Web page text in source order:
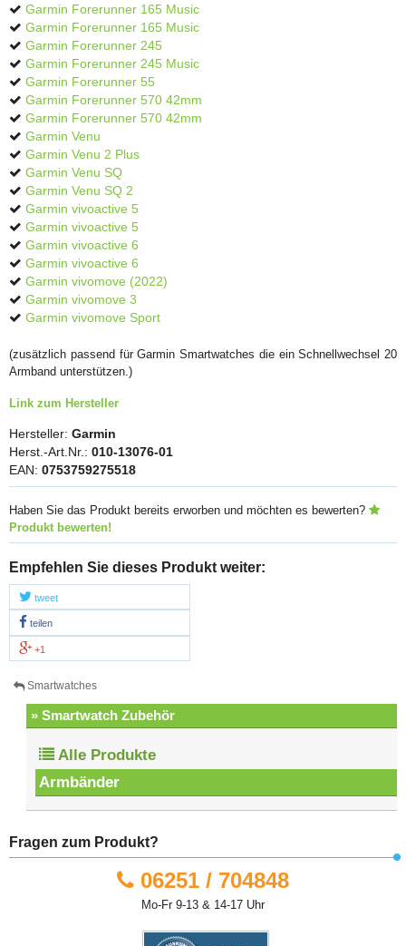
Garmin Forerunner 165 Music
Garmin Forerunner 165 Music
Garmin Forerunner 245
Garmin Forerunner 245 Music
Garmin Forerunner 55
Garmin Forerunner 570 42mm
Garmin Forerunner 570 42mm
Garmin Venu
Garmin Venu 2 Plus
Garmin Venu SQ
Garmin Venu SQ 2
Garmin vivoactive 5
Garmin vivoactive 5
Garmin vivoactive 6
Garmin vivoactive 6
Garmin vivomove (2022)
Garmin vivomove 3
Garmin vivomove Sport
(zusätzlich passend für Garmin Smartwatches die ein Schnellwechsel 20
Armband unterstützen.)
Link zum Hersteller
Hersteller: Garmin
Herst.-Art.Nr.: 010-13076-01
EAN: 0753759275518
Haben Sie das Produkt bereits erworben und möchten es bewerten?
Produkt bewerten!
Empfehlen Sie dieses Produkt weiter:
tweet
teilen
+1
Smartwatches
» Smartwatch Zubehör
Alle Produkte
Armbänder
Fragen zum Produkt?
06251 / 704848
Mo-Fr 9-13 & 14-17 Uhr